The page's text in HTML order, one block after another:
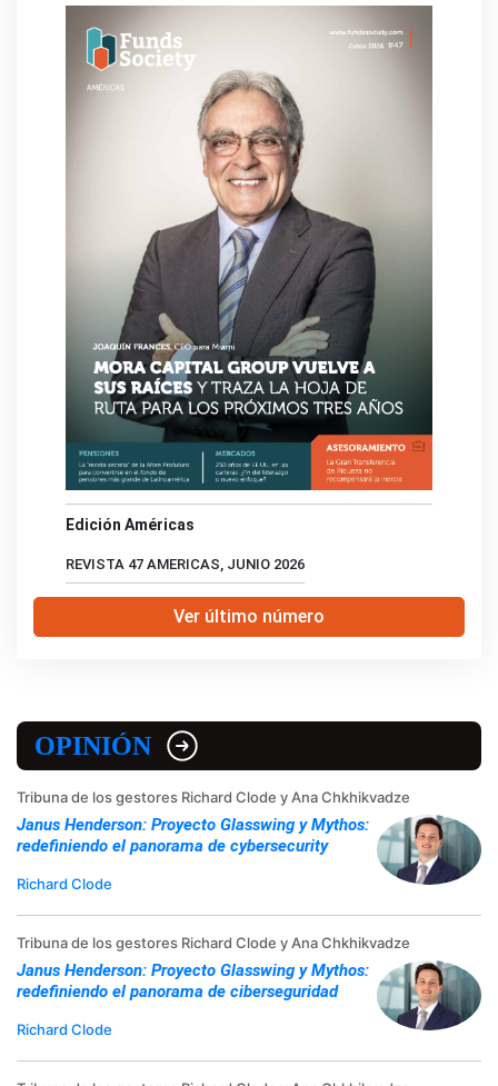
Edición Américas
REVISTA 47 AMERICAS, JUNIO 2026
Ver último número
OPINIÓN
Tribuna de los gestores Richard Clode y Ana Chkhikvadze
Janus Henderson: Proyecto Glasswing y Mythos:
redefiniendo el panorama de cybersecurity
Richard Clode
Tribuna de los gestores Richard Clode y Ana Chkhikvadze
Janus Henderson: Proyecto Glasswing y Mythos:
redefiniendo el panorama de ciberseguridad
Richard Clode